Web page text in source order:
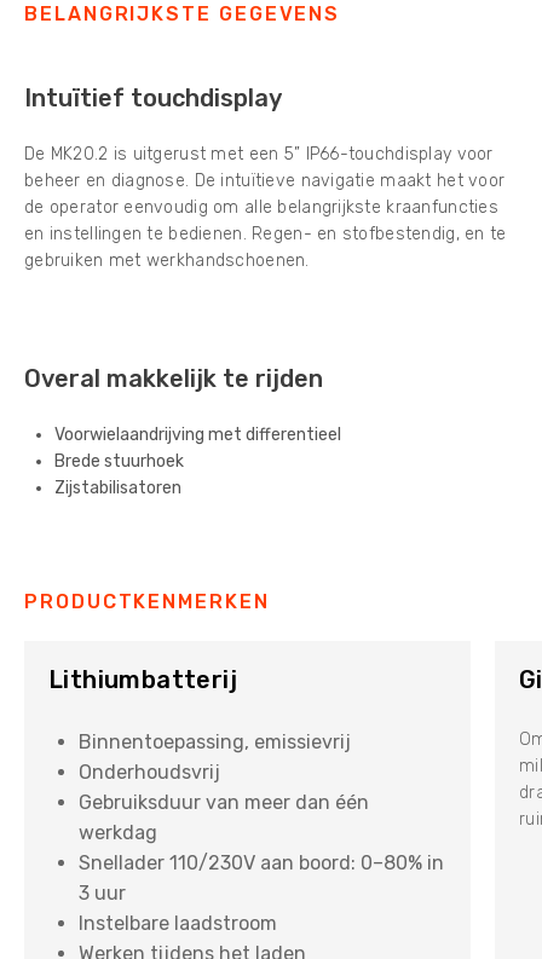
BELANGRIJKSTE GEGEVENS
Intuïtief touchdisplay
De MK20.2 is uitgerust met een 5” IP66-touchdisplay voor
beheer en diagnose. De intuïtieve navigatie maakt het voor
de operator eenvoudig om alle belangrijkste kraanfuncties
en instellingen te bedienen. Regen- en stofbestendig, en te
gebruiken met werkhandschoenen.
Overal makkelijk te rijden
Voorwielaandrijving met differentieel
Brede stuurhoek
Zijstabilisatoren
PRODUCTKENMERKEN
Lithiumbatterij
Binnentoepassing, emissievrij
Onderhoudsvrij
Gebruiksduur van meer dan één
werkdag
Snellader 110/230V aan boord: 0–80% in
3 uur
Instelbare laadstroom
Werken tijdens het laden